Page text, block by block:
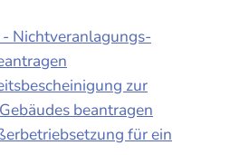
Nichtveranlagungs-
zur
beantragen
für ein